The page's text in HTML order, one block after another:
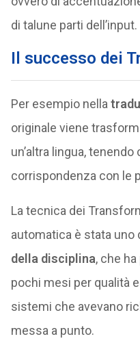
di talune parti dell’input.
Il successo dei
Per esempio nella
originale viene
un’altra lingua,
corrispondenza con le
La tecnica dei
automatica è stata uno
della disciplina, che
pochi mesi per qualità
sistemi che avevano
messa a punto.